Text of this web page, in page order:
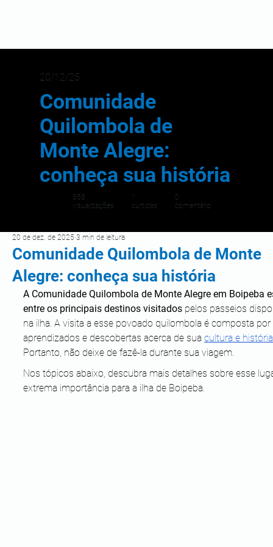
358
visualizações
1
curtidas
0
comentário
Comunidade
Quilombola de
Monte Alegre:
conheça sua história
20/12/25
Comunidade Quilombola de Monte
Alegre: conheça sua história
20 de dez. de 2025 3 min de leitura
A Comunidade Quilombola de Monte Alegre em Boipeba
entre os principais destinos visitados pelos passeios
na ilha. A visita a esse povoado quilombola é composta por
aprendizados e descobertas acerca de sua cultura e história
Portanto, não deixe de fazê-la durante sua viagem.
Nos tópicos abaixo, descubra mais detalhes sobre esse
extrema importância para a ilha de Boipeba.